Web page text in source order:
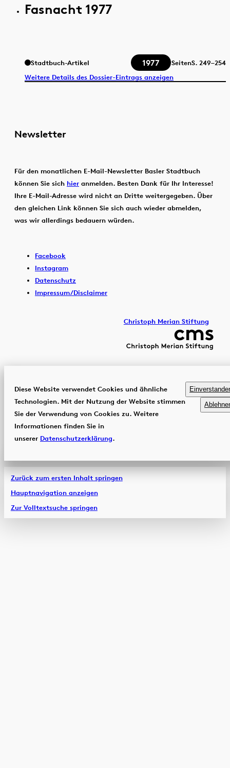
Fasnacht 1977
Stadtbuch-Artikel 1977 SeitenS. 249–254
Weitere Details des Dossier-Eintrags anzeigen
Newsletter
Für den monatlichen E-Mail-Newsletter Basler Stadtbuch
können Sie sich hier anmelden. Besten Dank für Ihr Interesse!
Ihre E-Mail-Adresse wird nicht an Dritte weitergegeben. Über
den gleichen Link können Sie sich auch wieder abmelden,
was wir allerdings bedauern würden.
Facebook
Instagram
Datenschutz
Impressum/Disclaimer
Christoph Merian Stiftung
Diese Website verwendet Cookies und ähnliche
Technologien. Mit der Nutzung der Website stimmen
Sie der Verwendung von Cookies zu. Weitere
Informationen finden Sie in
unserer Datenschutzerklärung.
Zurück zum ersten Inhalt springen
Hauptnavigation anzeigen
Zur Volltextsuche springen